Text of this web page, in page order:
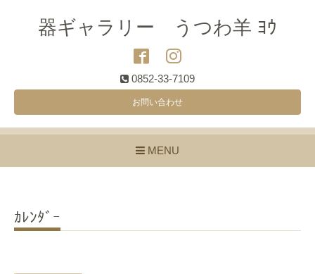
器ギャラリー うつわ羊 ﾖｳ
0852-33-7109
お問い合わせ
MENU
ｶﾚﾝﾀﾞｰ